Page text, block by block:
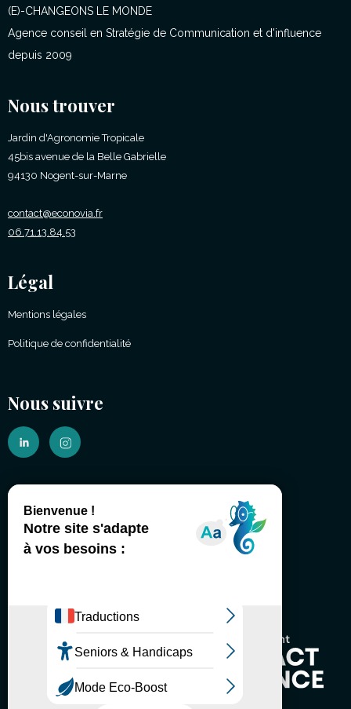
(E)-CHANGEONS LE MONDE
Agence conseil en Stratégie de Communication et d'influence
depuis 2009
Nous trouver
Jardin d'Agronomie Tropicale
45bis avenue de la Belle Gabrielle
94130 Nogent-sur-Marne
contact@econovia.fr
06.71.13.84.53
Légal
Mentions légales
Politique de confidentialité
Nous suivre